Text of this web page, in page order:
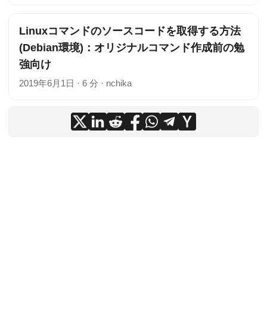
Linuxコマンドのソースコードを取得する方法
(Debian環境)：オリジナルコマンド作成前の勉
強向け
2019年6月1日 · 6 分 · nchika